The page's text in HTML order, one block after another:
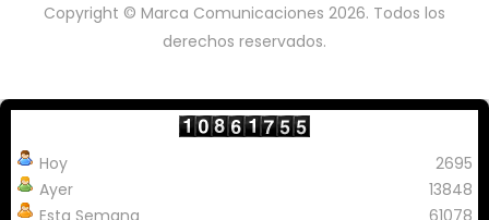
Copyright © Marca Comunicaciones 2026. Todos los
derechos reservados.
Hoy
Ayer
Esta Semana
2695
13848
61078